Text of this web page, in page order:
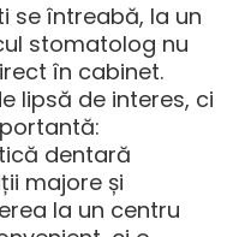
se întreabă, la un
stomatolog nu
în cabinet.
lipsă de interes, ci
dentară
majore și
la un centru